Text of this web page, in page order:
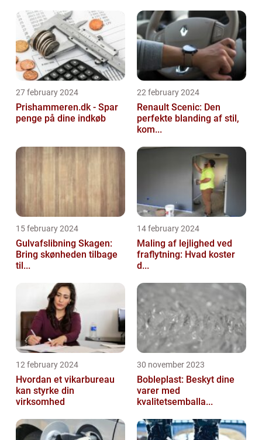
27 february 2024
Prishammeren.dk - Spar
penge på dine indkøb
22 february 2024
Renault Scenic: Den
perfekte blanding af stil,
kom...
15 february 2024
Gulvafslibning Skagen:
Bring skønheden tilbage
til...
14 february 2024
Maling af lejlighed ved
fraflytning: Hvad koster
d...
12 february 2024
Hvordan et vikarbureau
kan styrke din
virksomhed
30 november 2023
Bobleplast: Beskyt dine
varer med
kvalitetsemballa...